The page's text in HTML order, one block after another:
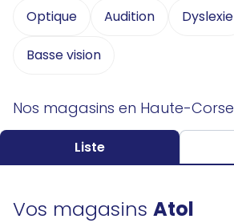
Optique Audition Dyslexie
Basse vision
Nos magasins en Haute-Corse
Liste
Vos magasins Atol